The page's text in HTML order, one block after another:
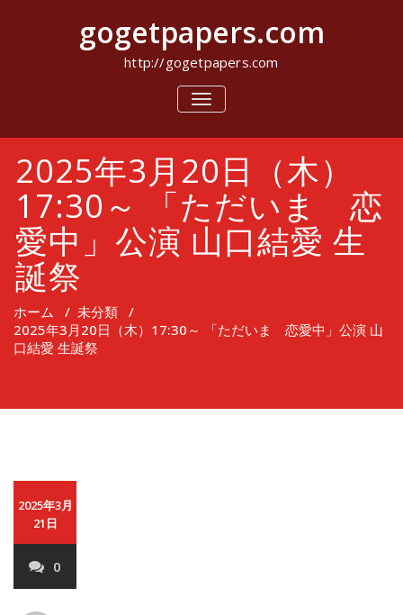
キ
gogetpapers.com
http://gogetpapers.com
ナ
ビ
シ
ョ
を
切
替
2025年3月20日（木）
17:30～ 「ただいま 恋
愛中」公演 山口結愛 生
誕祭
ホーム / 未分類 /
2025年3月20日（木）17:30～ 「ただいま 恋愛中」公演 山
口結愛 生誕祭
2025年3月
21日
0